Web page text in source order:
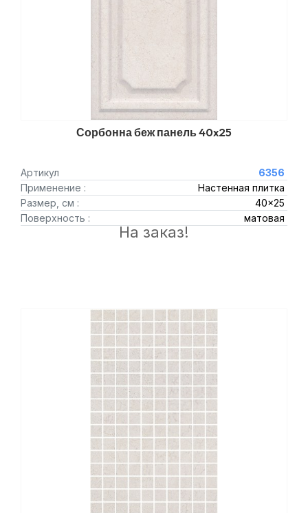
Сорбонна беж панель 40x25
Артикул
6356
Применение :
Настенная плитка
Размер, см :
40x25
Поверхность :
матовая
На заказ!